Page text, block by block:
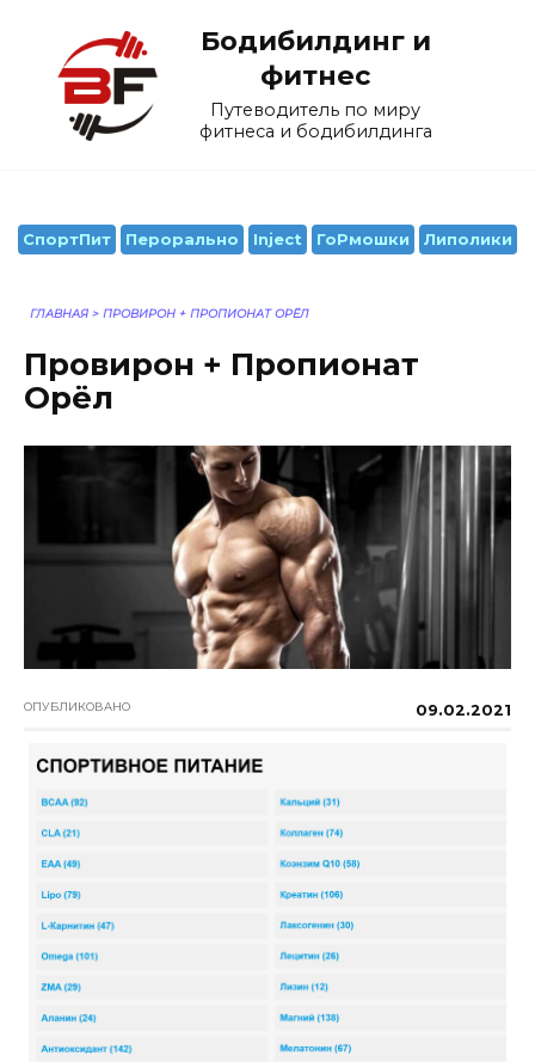
содержанию
Бодибилдинг и
фитнес
Путеводитель по миру
фитнеса и бодибилдинга
СпортПит Перорально Inject ГоРмошки Липолики
ГЛАВНАЯ > ПРОВИРОН + ПРОПИОНАТ ОРЁЛ
Провирон + Пропионат
Орёл
ОПУБЛИКОВАНО 09.02.2021